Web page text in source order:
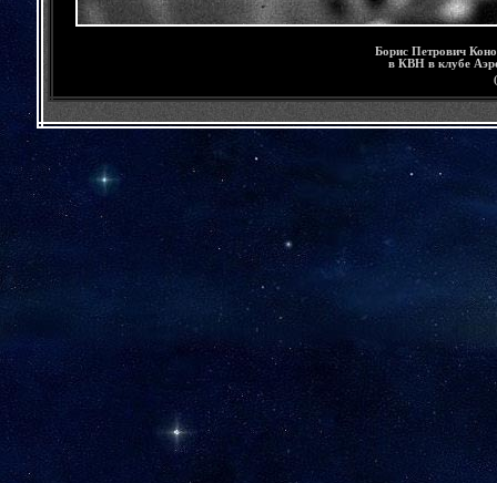
Борис Петрович
в КВН в клубе